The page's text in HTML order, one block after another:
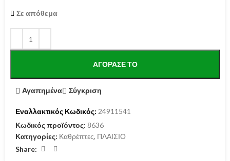
Σε απόθεμα
ΑΓΌΡΑΣΕ ΤΟ
Αγαπημένα Σύγκριση
Εναλλακτικός Κωδικός: 24911541
Κωδικός προϊόντος: 8636
Κατηγορίες: Καθρέπτες, ΠΛΑΙΣΙΟ
Share: